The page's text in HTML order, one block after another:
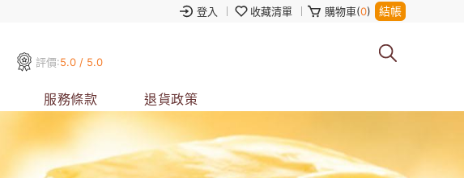
登入 收藏清單 購物車(0) 結帳
評價:5.0 / 5.0
服務條款 退貨政策